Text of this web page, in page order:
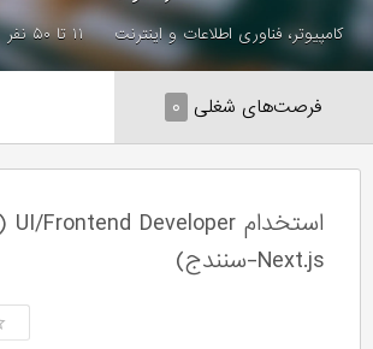
کامپیوتر، فناوری اطلاعات و اینترنت ۱۱ تا ۵۰ نفر
فرصت‌های شغلی ۰
Next.js-سنندج)